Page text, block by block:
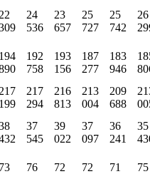
22
24
536
23
657
25
727
25
742
26
194
192
758
193
156
187
277
183
946
217
199
217
294
216
813
213
004
209
688
37
545
39
022
37
097
36
241
35
73
76
72
72
71
75